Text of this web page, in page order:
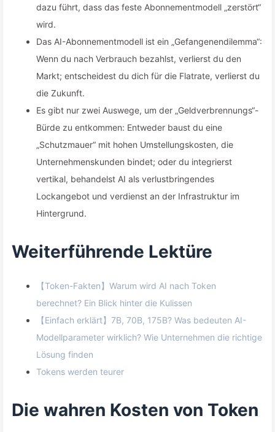
dazu führt, dass das feste Abonnementmodell „zerstört“
wird.
Das AI-Abonnementmodell ist ein „Gefangenendilemma“:
Wenn du nach Verbrauch bezahlst, verlierst du den
Markt; entscheidest du dich für die Flatrate, verlierst du
die Zukunft.
Es gibt nur zwei Auswege, um der „Geldverbrennungs“-
Bürde zu entkommen: Entweder baust du eine
„Schutzmauer“ mit hohen Umstellungskosten, die
Unternehmenskunden bindet; oder du integrierst
vertikal, behandelst AI als verlustbringendes
Lockangebot und verdienst an der Infrastruktur im
Hintergrund.
Weiterführende Lektüre
【Token-Fakten】Warum wird AI nach Token
berechnet? Ein Blick hinter die Kulissen
【Einfach erklärt】7B, 70B, 175B? Was bedeuten AI-
Modellparameter wirklich? Wie Unternehmen die richtige
Lösung finden
Tokens werden teurer
Die wahren Kosten von Token